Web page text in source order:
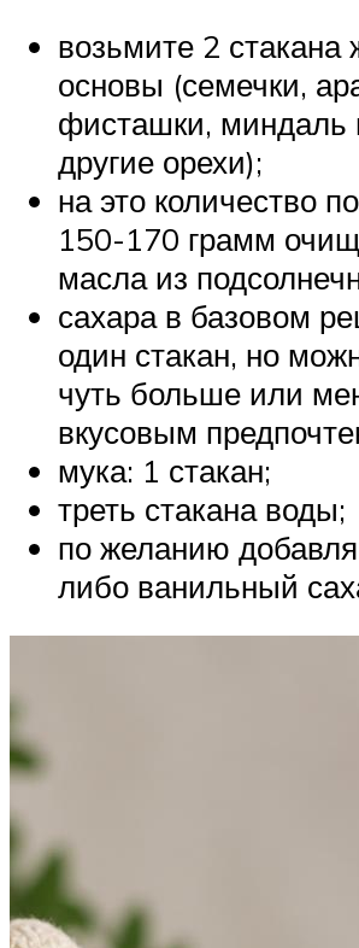
возьмите 2 стакана
основы (семечки,
фисташки,
другие орехи);
на это количество
150-170 грамм
масла из
сахара в базовом
один стакан, но
чуть больше или
вкусовым
мука: 1 стакан;
треть стакана воды;
по желанию
либо ванильный